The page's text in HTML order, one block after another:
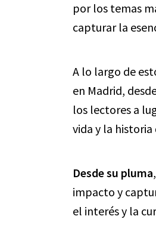
por los temas
capturar la
A lo largo de
en Madrid,
los lectores a
vida y la historia
Desde su pluma
impacto y
el interés y la